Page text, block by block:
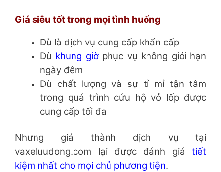
Giá siêu tốt trong mọi tình huống
Dù là dịch vụ cung cấp khẩn cấp
Dù khung giờphục vụ không giới hạn
ngày đêm
Dù chất lượng và sự tỉ mỉ tận tâm
trong quá trình cứu hộ vỏ lốp được
cung cấp tối đa
Nhưng giá thành dịch vụ tại
vaxeluudong.com lại được đánh giá tiết
kiệm nhất cho mọi chủ phương tiện.